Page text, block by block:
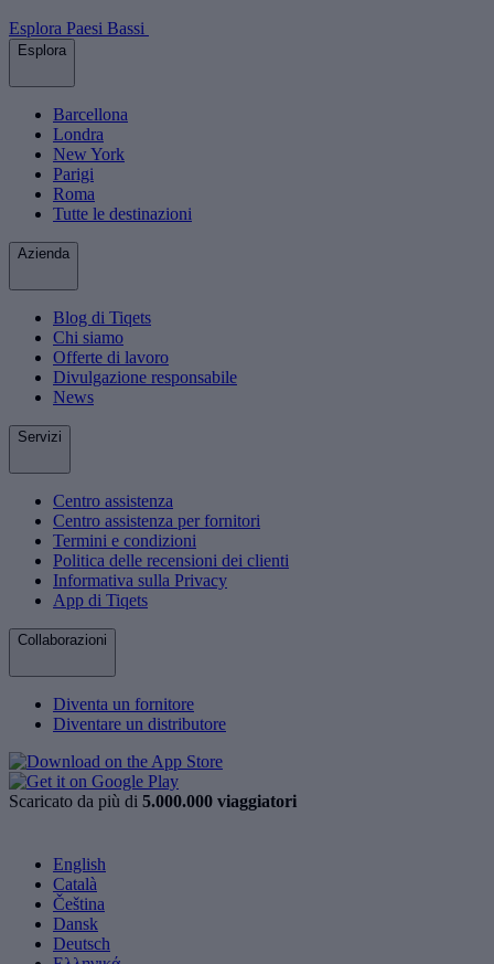
Esplora Paesi Bassi
Esplora
Barcellona
Londra
New York
Parigi
Roma
Tutte le destinazioni
Azienda
Blog di Tiqets
Chi siamo
Offerte di lavoro
Divulgazione responsabile
News
Servizi
Centro assistenza
Centro assistenza per fornitori
Termini e condizioni
Politica delle recensioni dei clienti
Informativa sulla Privacy
App di Tiqets
Collaborazioni
Diventa un fornitore
Diventare un distributore
Scaricato da più di 5.000.000 viaggiatori
English
Català
Čeština
Dansk
Deutsch